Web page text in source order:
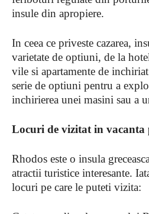
insule din apropiere.
In ceea ce priveste cazarea,
varietate de optiuni, de la
vile si apartamente de
serie de optiuni pentru a
inchirierea unei masini sau a
Locuri de vizitat in vacanta
Rhodos este o insula
atractii turistice interesante.
locuri pe care le puteti vizita: